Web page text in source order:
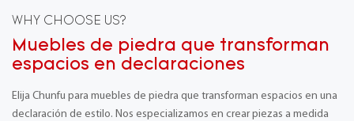
WHY CHOOSE US?
Muebles de piedra que transforman
espacios en declaraciones
Elija Chunfu para muebles de piedra que transforman espacios en una
declaración de estilo. Nos especializamos en crear piezas a medida